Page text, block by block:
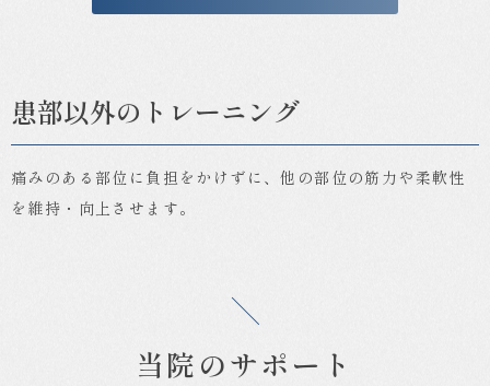
患部以外のトレーニング
痛みのある部位に負担をかけずに、他の部位の筋力や柔軟性
を維持・向上させます。
当院のサポート